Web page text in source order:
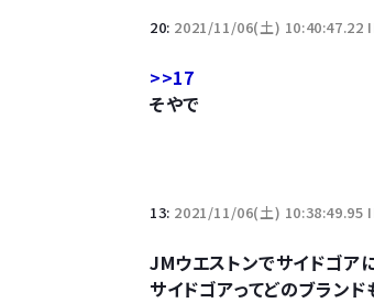
20: 2021/11/06(土) 10:40:47.22
>>17
そやで
13: 2021/11/06(土) 10:38:49.95
JMウエストンでサイドゴア
サイドゴアってどのブラン